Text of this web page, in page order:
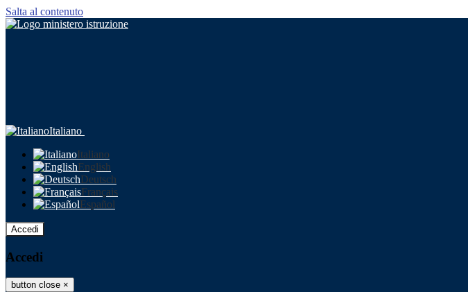
Salta al contenuto
Italiano
Italiano
English
Deutsch
Français
Español
Accedi
Accedi
button close ×